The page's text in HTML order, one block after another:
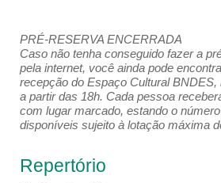
PRÉ-RESERVA ENCERRADA
Caso não tenha conseguido fazer a
pela internet, você ainda pode
recepção do Espaço Cultural BNDES,
a partir das 18h. Cada pessoa
com lugar marcado, estando o
disponíveis sujeito à lotação máxima
Repertório